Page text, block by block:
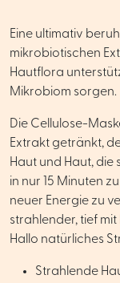
Eine ultimativ
mikrobiotischen
Hautflora
Mikrobiom sorgen.
Die Cellulose-
Extrakt getränkt,
Haut und Haut, die
in nur 15 Minuten
neuer Energie zu
strahlender, tief
Hallo natürliches
Strahlende